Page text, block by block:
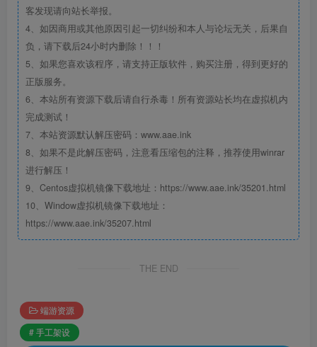
客发现请向站长举报。
4、如因商用或其他原因引起一切纠纷和本人与论坛无关，后果自
负，请下载后24小时内删除！！！
5、如果您喜欢该程序，请支持正版软件，购买注册，得到更好的
正版服务。
6、本站所有资源下载后请自行杀毒！所有资源站长均在虚拟机内
完成测试！
7、本站资源默认解压密码：www.aae.ink
8、如果不是此解压密码，注意看压缩包的注释，推荐使用winrar
进行解压！
9、Centos虚拟机镜像下载地址：https://www.aae.ink/35201.html
10、Window虚拟机镜像下载地址：
https://www.aae.ink/35207.html
THE END
端游资源
# 手工架设